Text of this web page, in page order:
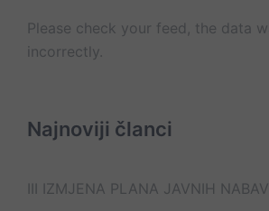
Please check your feed, the data
incorrectly.
Najnoviji članci
III IZMJENA PLANA JAVNIH